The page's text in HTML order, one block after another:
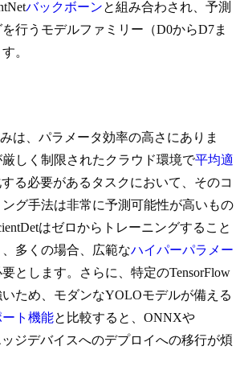
バックボーンと組み合わされ、予測
行うモデルファミリー（D0からD7ま
。
は、パラメータ効率の高さにありま
しく制限されたクラウド環境で平均適
る必要があるタスクにおいて、そのコ
グ手法は非常に予測可能性が高いもの
はゼロからトレーニングすること
多くの場合、広範なハイパーパラメー
要とします。さらに、特定のTensorFlow
ため、モダンなYOLOモデルが備える
ト機能と比較すると、ONNXや
ッジデバイスへのデプロイへの移行が煩